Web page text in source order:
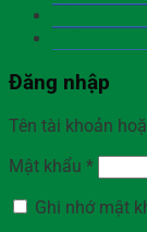
Đăng nhập
Tên tài khoản
Mật khẩu *
Ghi nhớ mật